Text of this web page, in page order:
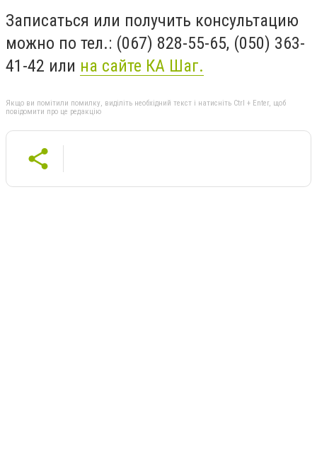
Записаться или получить консультацию
можно по тел.: (067) 828-55-65, (050) 363-
41-42 или на сайте КА Шаг.
Якщо ви помітили помилку, виділіть необхідний текст і натисніть Ctrl + Enter, щоб
повідомити про це редакцію